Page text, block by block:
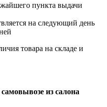
пункта выдачи
на следующий день
товара на складе и
из салона